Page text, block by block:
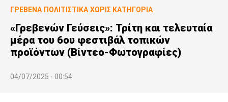
ΓΡΕΒΕΝΆ ΠΟΛΙΤΙΣΤΙΚΆ ΧΩΡΊΣ ΚΑΤΗΓΟΡΊΑ
«Γρεβενών Γεύσεις»: Τρίτη και τελευταία
μέρα του 6ου φεστιβάλ τοπικών
προϊόντων (Βίντεο-Φωτογραφίες)
04/07/2025 - 00:54